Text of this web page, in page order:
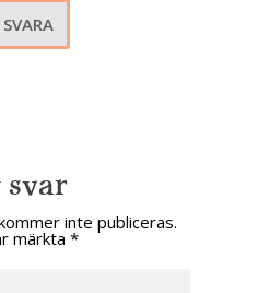
SVARA
svar
inte publiceras.
märkta *